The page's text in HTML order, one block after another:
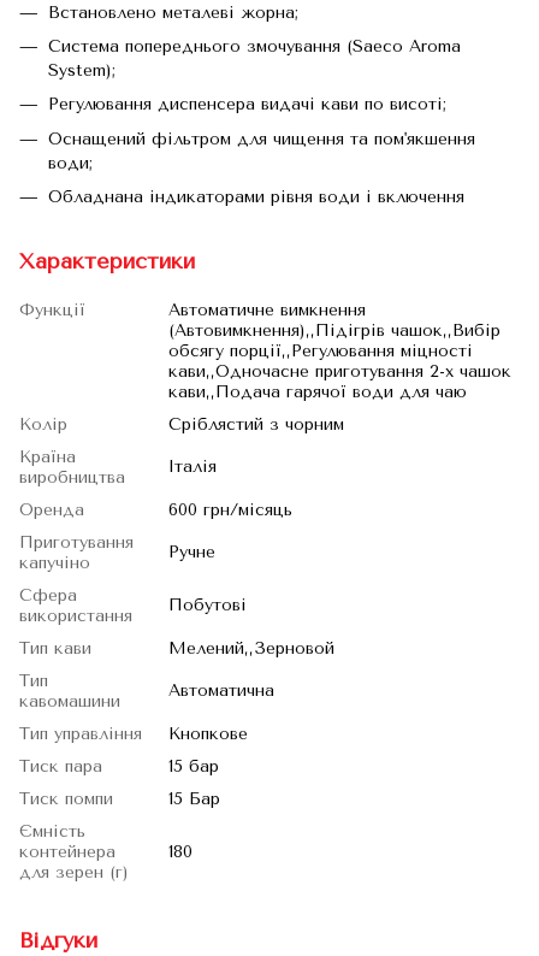
Встановлено металеві жорна;
Система попереднього змочування (Saeco Aroma
System);
Регулювання диспенсера видачі кави по висоті;
Оснащений фільтром для чищення та пом'якшення
води;
Обладнана індикаторами рівня води і включення
Характеристики
Функції
Автоматичне вимкнення
(Автовимкнення),,Підігрів чашок,,Вибір
обсягу порції,,Регулювання міцності
кави,,Одночасне приготування 2-х чашок
кави,,Подача гарячої води для чаю
Колір
Сріблястий з чорним
Країна
виробництва
Італія
Оренда
600 грн/місяць
Приготування
капучіно
Ручне
Сфера
використання
Побутові
Тип кави
Мелений,,Зерновой
Тип
кавомашини
Автоматична
Тип управління
Кнопкове
Тиск пара
15 бар
Тиск помпи
15 Бар
Ємність
контейнера
для зерен (г)
180
Відгуки